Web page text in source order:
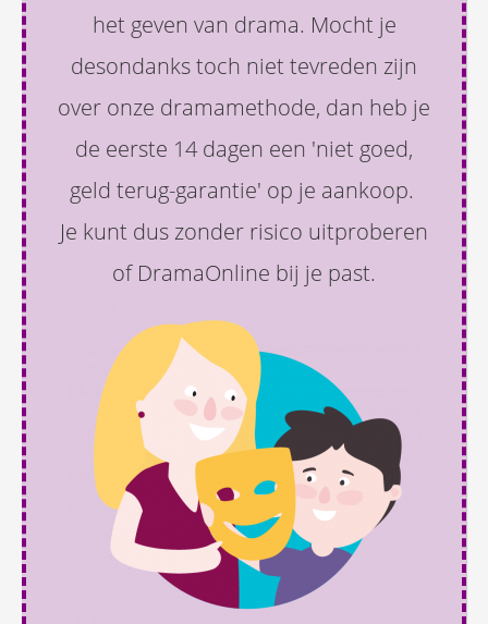
het geven van drama. Mocht je
desondanks toch niet tevreden zijn
over onze dramamethode, dan heb je
de eerste 14 dagen een 'niet goed,
geld terug-garantie' op je aankoop.
Je kunt dus zonder risico uitproberen
of DramaOnline bij je past.